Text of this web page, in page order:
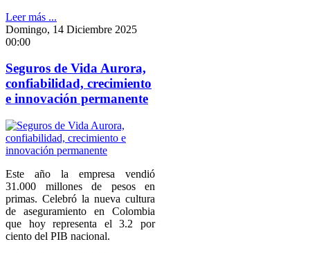
Leer más ...
Domingo, 14 Diciembre 2025
00:00
Seguros de Vida Aurora,
confiabilidad, crecimiento
e innovación permanente
Este año la empresa vendió
31.000 millones de pesos en
primas. Celebró la nueva cultura
de aseguramiento en Colombia
que hoy representa el 3.2 por
ciento del PIB nacional.